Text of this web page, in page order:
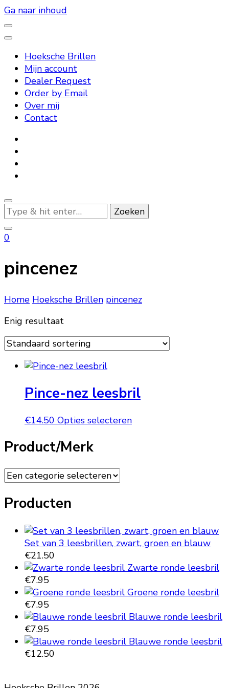
Ga naar inhoud
Hoeksche Brillen
Hoeksche Brillen
Mijn account
Dealer Request
Order by Email
Over mij
Contact
Op
zoek
naar
0
pincenez
Home Hoeksche Brillen pincenez
Enig resultaat
Pince-nez leesbril
€14.50 Opties selecterenDit
worden
op
productpagina
Product/Merk
Producten
Set van 3 leesbrillen, zwart, groen en blauw
€21.50
Zwarte ronde leesbril
€7.95
Groene ronde leesbril
€7.95
Blauwe ronde leesbril
€7.95
Blauwe ronde leesbril
€12.50